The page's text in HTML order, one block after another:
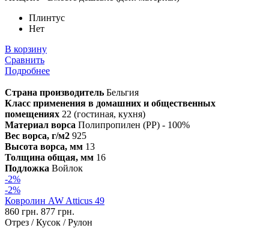
Плинтус
Нет
В корзину
Сравнить
Подробнее
Страна производитель Бельгия
Класс применения в домашних и общественных
помещениях 22 (гостиная, кухня)
Материал ворса Полипропилен (PP) - 100%
Вес ворса, г/м2 925
Высота ворса, мм 13
Толщина общая, мм 16
Подложка Войлок
-2%
-2%
Ковролин AW Atticus 49
860 грн. 877 грн.
Отрез / Кусок / Рулон